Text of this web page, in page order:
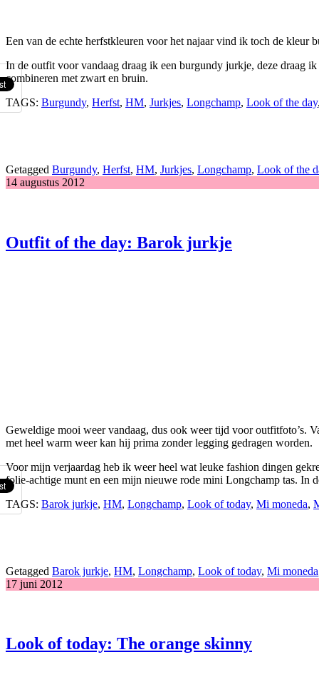
Een van de echte herfstkleuren voor het najaar vind ik toch de
In de outfit voor vandaag draag ik een burgundy jurkje, deze draag
combineren met zwart en bruin.
TAGS: Burgundy, Herfst, HM, Jurkjes, Longchamp, Look of the day
Getagged Burgundy, Herfst, HM, Jurkjes, Longchamp, Look of the
14 augustus 2012
Outfit of the day: Barok jurkje
Geweldige mooi weer vandaag, dus ook weer tijd voor outfitfoto’s.
met heel warm weer kan hij prima zonder legging gedragen worden.
Voor mijn verjaardag heb ik weer heel wat leuke fashion dingen
folie-achtige munt en een mijn nieuwe rode mini Longchamp tas.
TAGS: Barok jurkje, HM, Longchamp, Look of today, Mi moneda,
Getagged Barok jurkje, HM, Longchamp, Look of today, Mi moneda
17 juni 2012
Look of today: The orange skinny